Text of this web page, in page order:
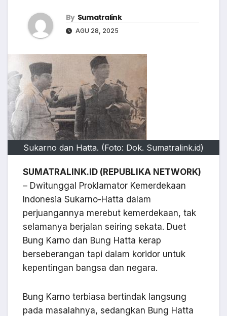
By Sumatralink
AGU 28, 2025
Sukarno dan Hatta. (Foto: Dok. Sumatralink.id)
SUMATRALINK.ID (REPUBLIKA NETWORK)
– Dwitunggal Proklamator Kemerdekaan
Indonesia Sukarno-Hatta dalam
perjuangannya merebut kemerdekaan, tak
selamanya berjalan seiring sekata. Duet
Bung Karno dan Bung Hatta kerap
berseberangan tapi dalam koridor untuk
kepentingan bangsa dan negara.
Bung Karno terbiasa bertindak langsung
pada masalahnya, sedangkan Bung Hatta